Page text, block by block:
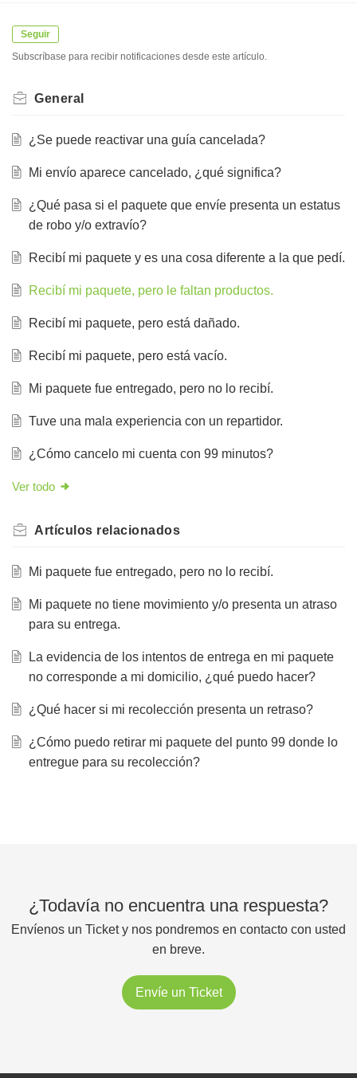
Seguir
Subscríbase para recibir notificaciones desde este artículo.
General
¿Se puede reactivar una guía cancelada?
Mi envío aparece cancelado, ¿qué significa?
¿Qué pasa si el paquete que envíe presenta un estatus
de robo y/o extravío?
Recibí mi paquete y es una cosa diferente a la que pedí.
Recibí mi paquete, pero le faltan productos.
Recibí mi paquete, pero está dañado.
Recibí mi paquete, pero está vacío.
Mi paquete fue entregado, pero no lo recibí.
Tuve una mala experiencia con un repartidor.
¿Cómo cancelo mi cuenta con 99 minutos?
Ver todo
Artículos relacionados
Mi paquete fue entregado, pero no lo recibí.
Mi paquete no tiene movimiento y/o presenta un atraso
para su entrega.
La evidencia de los intentos de entrega en mi paquete
no corresponde a mi domicilio, ¿qué puedo hacer?
¿Qué hacer si mi recolección presenta un retraso?
¿Cómo puedo retirar mi paquete del punto 99 donde lo
entregue para su recolección?
¿Todavía no encuentra una respuesta?
Envíenos un Ticket y nos pondremos en contacto con usted
en breve.
Envíe un Ticket